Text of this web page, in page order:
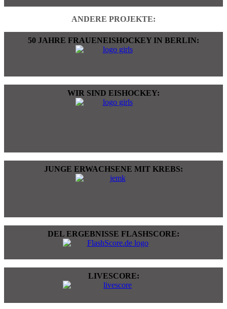
ANDERE PROJEKTE:
50 JAHRE FRAUENEISHOCKEY IN BERLIN:
WIR SIND EISHOCKEY:
JUNGE ERWACHSENE MIT KREBS:
DEL ERGEBNISSE FLASHSCORE:
LIVESCORE: